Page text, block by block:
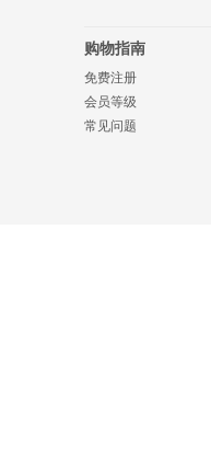
购物指南
免费注册
会员等级
常见问题